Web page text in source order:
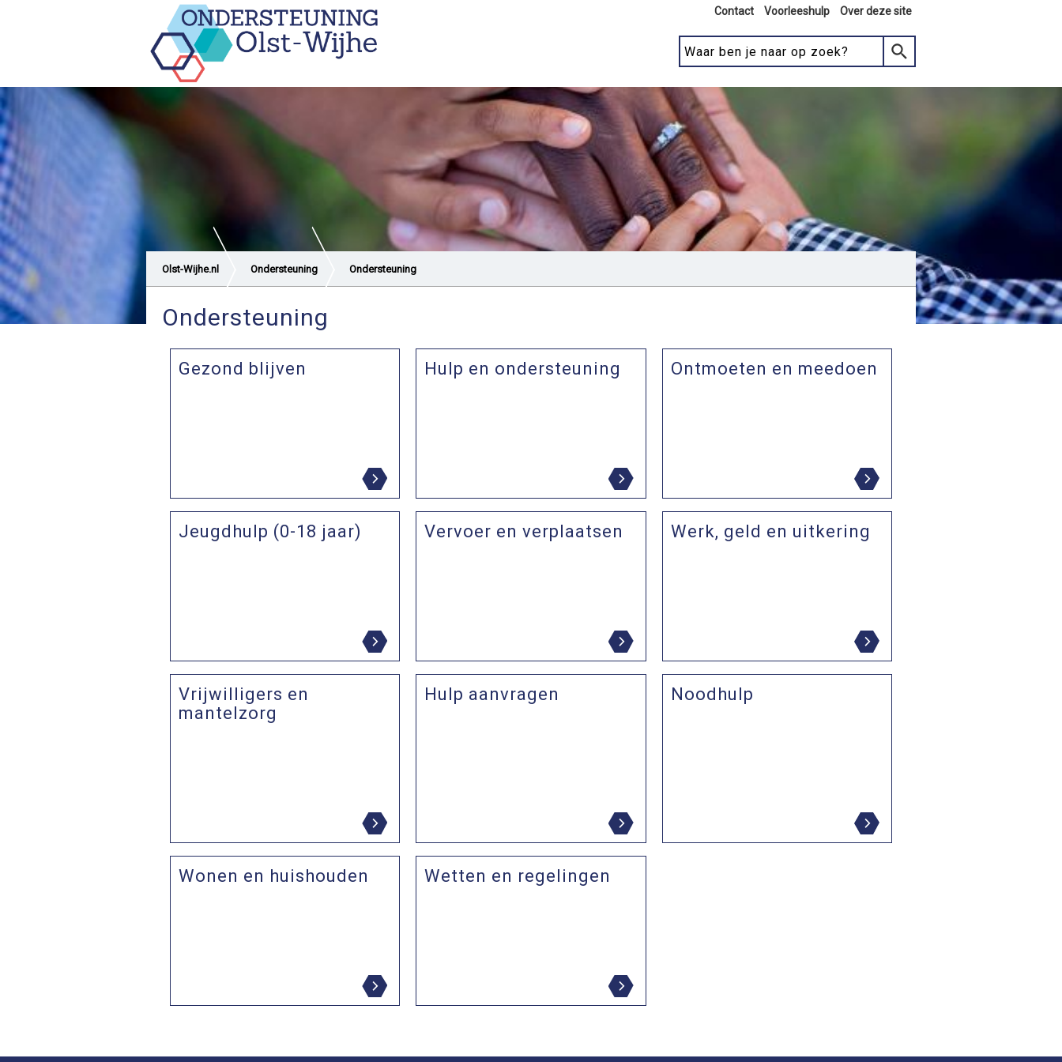
Contact Voorleeshulp Over deze site
Olst-Wijhe.nl Ondersteuning Ondersteuning
Ondersteuning
Gezond blijven Hulp en ondersteuning Ontmoeten en meedoen
Jeugdhulp (0-18 jaar) Vervoer en verplaatsen Werk, geld en uitkering
Vrijwilligers en
mantelzorg
Hulp aanvragen Noodhulp
Wonen en huishouden Wetten en regelingen